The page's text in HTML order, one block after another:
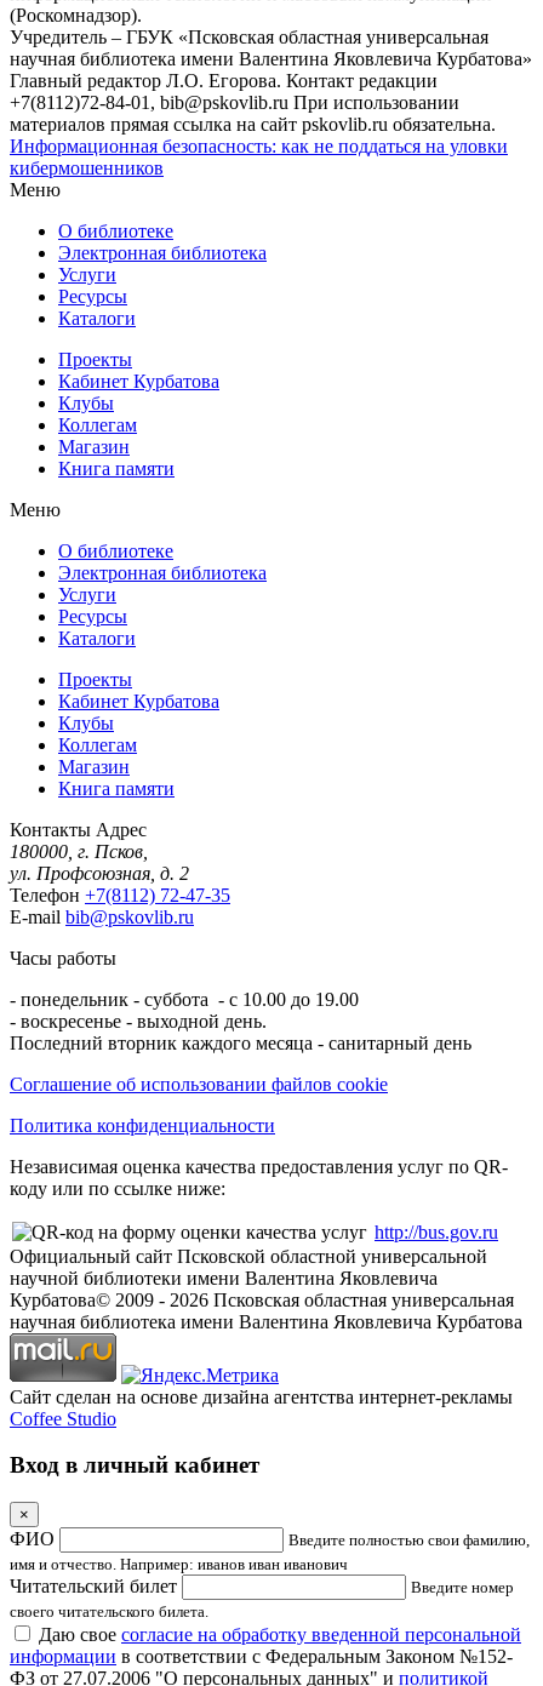
(Роскомнадзор).
Учредитель – ГБУК «Псковская областная универсальная
научная библиотека имени Валентина Яковлевича Курбатова»
Главный редактор Л.О. Егорова. Контакт редакции
+7(8112)72-84-01, bib@pskovlib.ru При использовании
материалов прямая ссылка на сайт pskovlib.ru обязательна.
Информационная безопасность: как не поддаться на уловки
кибермошенников
Меню
О библиотеке
Электронная библиотека
Услуги
Ресурсы
Каталоги
Проекты
Кабинет Курбатова
Клубы
Коллегам
Магазин
Книга памяти
Меню
О библиотеке
Электронная библиотека
Услуги
Ресурсы
Каталоги
Проекты
Кабинет Курбатова
Клубы
Коллегам
Магазин
Книга памяти
Контакты Адрес
180000, г. Псков,
ул. Профсоюзная, д. 2
Телефон +7(8112) 72-47-35
E-mail bib@pskovlib.ru
Часы работы
- понедельник - суббота - с 10.00 до 19.00
- воскресенье - выходной день.
Последний вторник каждого месяца - санитарный день
Соглашение об использовании файлов cookie
Политика конфиденциальности
Независимая оценка качества предоставления услуг по QR-
коду или по ссылке ниже:
http://bus.gov.ru
Официальный сайт Псковской областной универсальной
научной библиотеки имени Валентина Яковлевича
Курбатова© 2009 - 2026 Псковская областная универсальная
научная библиотека имени Валентина Яковлевича Курбатова
Сайт сделан на основе дизайна агентства интернет-рекламы
Coffee Studio
Вход в личный кабинет
×
ФИО
Введите полностью свои фамилию,
имя и отчество. Например: иванов иван иванович
Читательский билет
Введите номер
своего читательского билета.
Даю свое согласие на обработку введенной персональной
информации в соответствии с Федеральным Законом №152-
ФЗ от 27.07.2006 "О персональных данных" и политикой